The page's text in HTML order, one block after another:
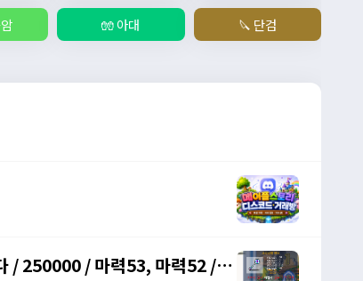
🧤 아대 🔪 단검
/ 250000 / 마력53, 마력52 /